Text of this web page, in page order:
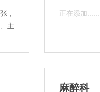
，
主
正在添加......
麻醉科